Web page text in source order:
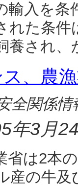
輸入を
れた条
養され
、農
全関係情
年3月
は2本
の牛及